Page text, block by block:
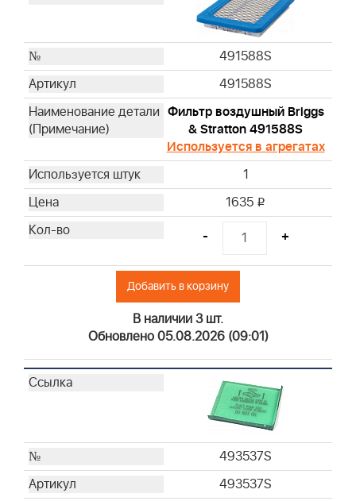
491588S
491588S
Фильтр воздушный Briggs
& Stratton 491588S
Используется в агрегатах
1
1635 i
- +
Добавить в корзину
В наличии 3 шт.
Обновлено 05.08.2026 (09:01)
493537S
493537S